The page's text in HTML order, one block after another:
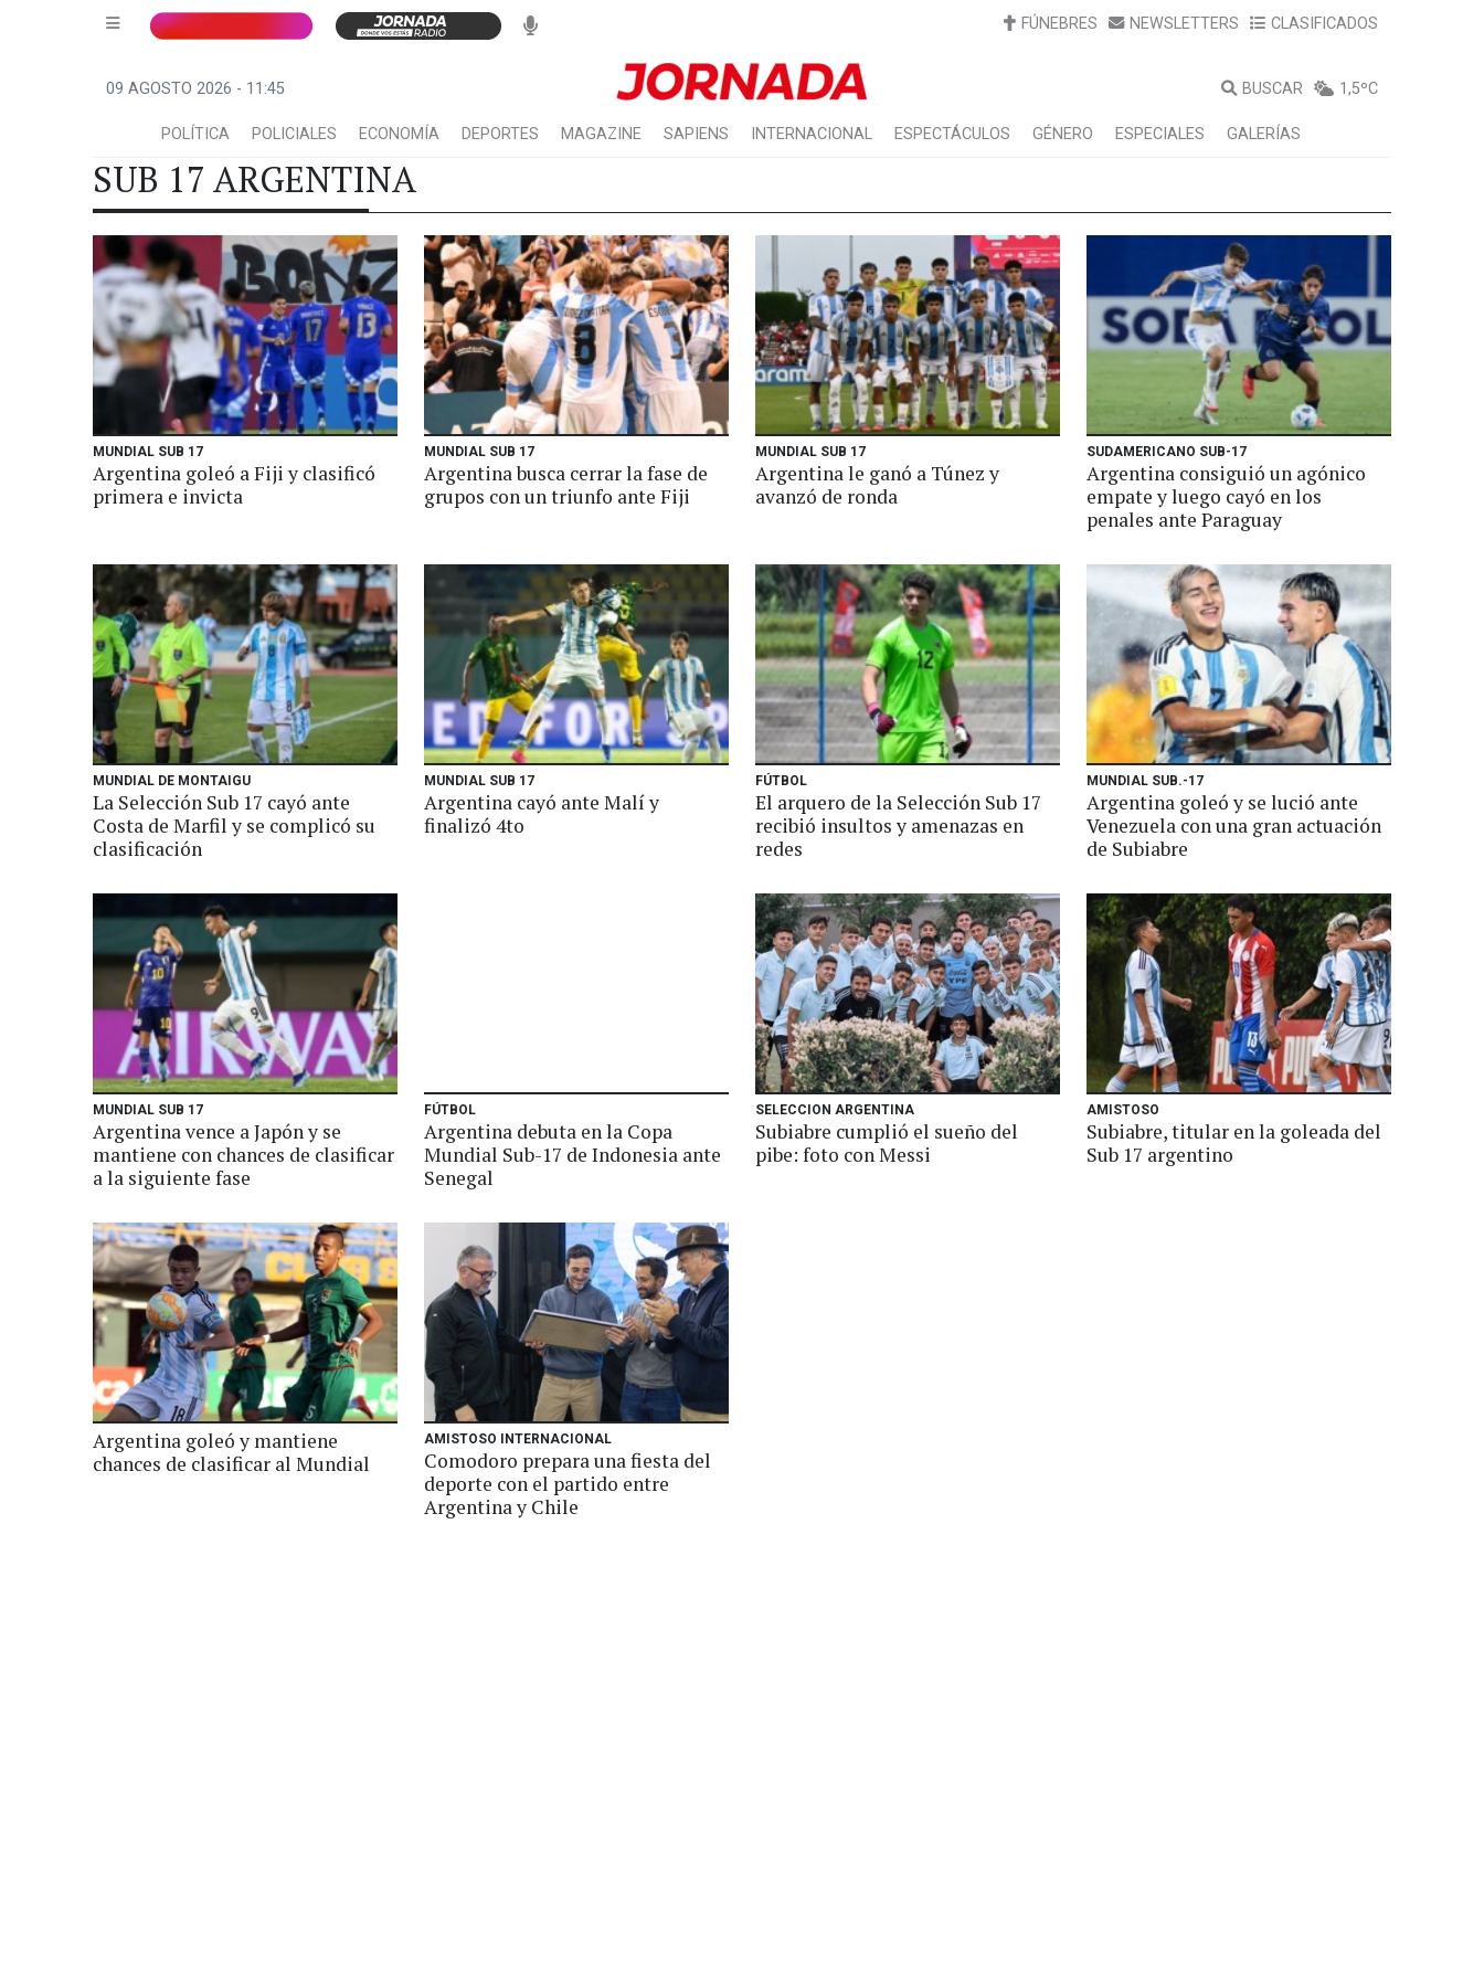
FÚNEBRES NEWSLETTERS CLASIFICADOS
09 AGOSTO 2026 - 11:45 BUSCAR 1,5ºC
POLÍTICA POLICIALES ECONOMÍA DEPORTES MAGAZINE SAPIENS INTERNACIONAL ESPECTÁCULOS GÉNERO ESPECIALES GALERÍAS
SUB 17 ARGENTINA
MUNDIAL SUB 17
Argentina goleó a Fiji y clasificó
primera e invicta
MUNDIAL SUB 17
Argentina busca cerrar la fase de
grupos con un triunfo ante Fiji
MUNDIAL SUB 17
Argentina le ganó a Túnez y
avanzó de ronda
SUDAMERICANO SUB-17
Argentina consiguió un agónico
empate y luego cayó en los
penales ante Paraguay
MUNDIAL DE MONTAIGU
La Selección Sub 17 cayó ante
Costa de Marfil y se complicó su
clasificación
MUNDIAL SUB 17
Argentina cayó ante Malí y
finalizó 4to
FÚTBOL
El arquero de la Selección Sub 17
recibió insultos y amenazas en
redes
MUNDIAL SUB.-17
Argentina goleó y se lució ante
Venezuela con una gran actuación
de Subiabre
MUNDIAL SUB 17
Argentina vence a Japón y se
mantiene con chances de clasificar
a la siguiente fase
FÚTBOL
Argentina debuta en la Copa
Mundial Sub-17 de Indonesia ante
Senegal
SELECCION ARGENTINA
Subiabre cumplió el sueño del
pibe: foto con Messi
AMISTOSO
Subiabre, titular en la goleada del
Sub 17 argentino
Argentina goleó y mantiene
chances de clasificar al Mundial
AMISTOSO INTERNACIONAL
Comodoro prepara una fiesta del
deporte con el partido entre
Argentina y Chile